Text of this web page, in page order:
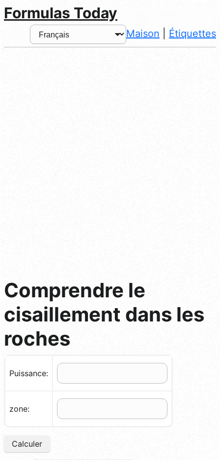
Formulas Today
Maison Étiquettes
Comprendre le
cisaillement dans les
roches
Puissance:
zone:
Calculer